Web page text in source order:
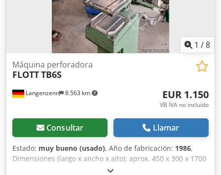
1 /8
Langenzenn 8.563 km
Máquina perforadora
FLOTTTB6S
EUR 1.150
VB IVA no incluído
Consultar Llamar
Estado: muy bueno (usado), Año de fabricación: 1986,
Dimensiones (largo x ancho x alto): aprox. 450 x 300 x 1700
mm Profundidad máxima de perforación: 60 mm Crsdpfx